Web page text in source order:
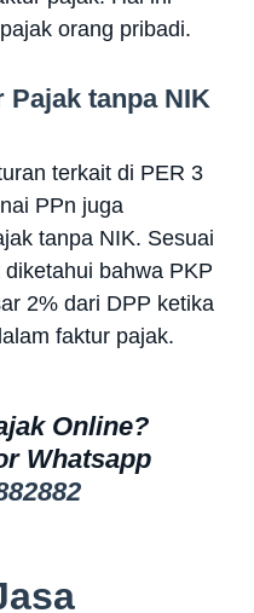
orang pribadi.
tanpa NIK
terkait di PER 3
PPn juga
tanpa NIK. Sesuai
bahwa PKP
2% dari DPP ketika
faktur pajak.
Online?
Whatsapp